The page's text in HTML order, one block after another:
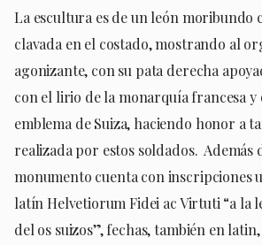
La escultura es de un león moribundo
clavada en el costado, mostrando al
agonizante, con su pata derecha
con el lirio de la monarquía francesa y
emblema de Suiza, haciendo honor a
realizada por estos soldados. Además
monumento cuenta con inscripciones
latín Helvetiorum Fidei ac Virtuti “a la
del os suizos”, fechas, también en